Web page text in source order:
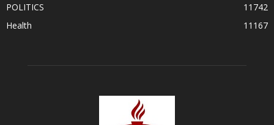
POLITICS
11742
Health
11167